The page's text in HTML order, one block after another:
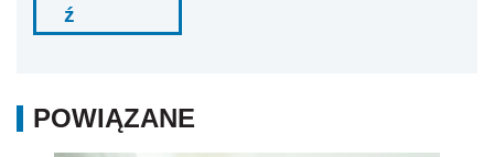
ź
POWIĄZANE